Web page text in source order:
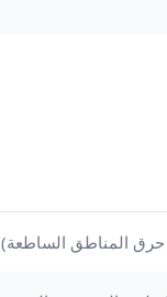
حرق المناطق الساطعة)